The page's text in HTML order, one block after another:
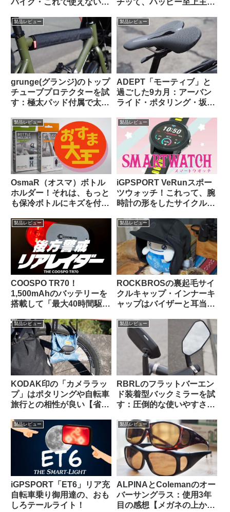
思えるほど万能なリアラッ
クの優等生
製品レビュー
grunge(グランジ)のトップ
チューブプロテクターを試
す：極太パッド付属で太め
【rin project製品との比較
も】
製品レビュー
ADEPT「モーティブ」と
過ごした9カ月：アーバン
ライド・ポタリング・坂道
ノーズサドル
製品レビュー
OsmaR（オスマ）ボトル
ホルダー！それは、もっと
も保冷ボトルにキズを付け
ダー（のはず）！！
製品レビュー
iGPSPORT VeRunスポー
ツウォッチ！これって、腕
時計の形をしたサイクルコ
製品レビュー
COOSPO TR70！
1,500mAhのバッテリーを
搭載して「最大40時間駆
ダーが爆誕！！【クーポン
あります】
製品レビュー
ROCKBROSの裏起毛サイ
クルキャップ・インナーキ
ャップはバイザーと耳当て
冬の高強度ライドにも良し
製品レビュー
KODAK印の「カメララッ
プ」はポタリングや自転車
旅行との相性が良い【省ス
水】
製品レビュー
RBRLのフラットバーエン
ド装着型バックミラーを試
す：圧倒的な使いやすさと
い】
製品レビュー
iGPSPORT「ET6」リア充
自転車乗り御用達の、おも
しろテールライト！
製品レビュー
ALPINAとColemanのオー
バーサングラス：使用3年
目の感想【メガネの上から